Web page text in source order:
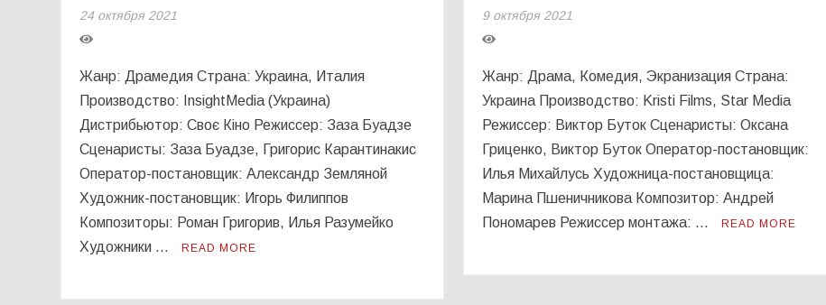
24 октября 2021
Жанр: Драмедия Страна: Украина, Италия
Производство: InsightMedia (Украина)
Дистрибьютор: Своє Кіно Режиссер: Заза Буадзе
Сценаристы: Заза Буадзе, Григорис Карантинакис
Оператор-постановщик: Александр Земляной
Художник-постановщик: Игорь Филиппов
Композиторы: Роман Григорив, Илья Разумейко
Художники …
READ MORE
9 октября 2021
Жанр: Драма, Комедия, Экранизация Страна:
Украина Производство: Kristi Films, Star Media
Режиссер: Виктор Буток Сценаристы: Оксана
Гриценко, Виктор Буток Оператор-постановщик:
Илья Михайлусь Художница-постановщица:
Марина Пшеничникова Композитор: Андрей
Пономарев Режиссер монтажа: …
READ MORE